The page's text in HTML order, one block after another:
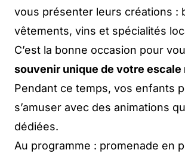
vous présenter leurs créations :
vêtements, vins et spécialités
C’est la bonne occasion pour
souvenir unique de votre escale
Pendant ce temps, vos enfants
s’amuser avec des animations
dédiées.
Au programme : promenade en